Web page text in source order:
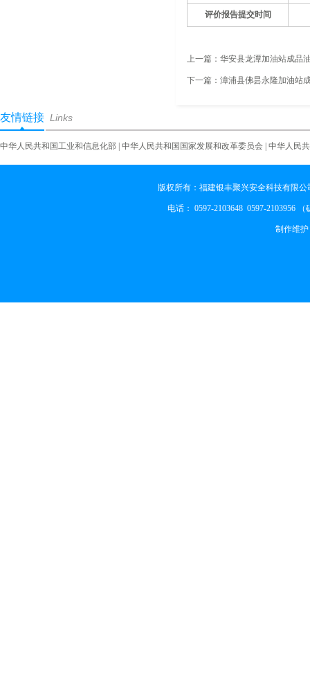
评价报告提交时间
上一篇： 华安县龙潭加油站成品
下一篇： 漳浦县佛昙永隆加油站
友情链接 Links
中华人民共和国工业和信息化部 中华人民共和国国家发展和改革委员会 中华人民
版权所有：福建银丰聚兴安全科技有限
电话： 0597-2103648 0597-2103956
制作维